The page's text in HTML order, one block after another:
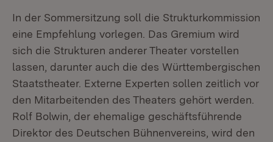
In der Sommersitzung soll die Strukturkommission
eine Empfehlung vorlegen. Das Gremium wird
sich die Strukturen anderer Theater vorstellen
lassen, darunter auch die des Württembergischen
Staatstheater. Externe Experten sollen zeitlich vor
den Mitarbeitenden des Theaters gehört werden.
Rolf Bolwin, der ehemalige geschäftsführende
Direktor des Deutschen Bühnenvereins, wird den